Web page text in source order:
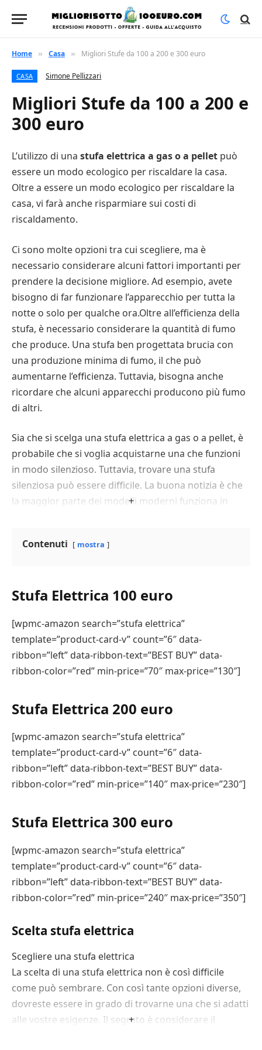
Home » Casa » Migliori Stufe da 100 a 200 e 300 euro
CASA Simone Pellizzari
Migliori Stufe da 100 a 200 e
300 euro
L’utilizzo di una stufa elettrica a gas o a pellet può
essere un modo ecologico per riscaldare la casa.
Oltre a essere un modo ecologico per riscaldare la
casa, vi farà anche risparmiare sui costi di
riscaldamento.
Ci sono molte opzioni tra cui scegliere, ma è
necessario considerare alcuni fattori importanti per
prendere la decisione migliore. Ad esempio, avete
bisogno di far funzionare l’apparecchio per tutta la
notte o solo per qualche ora.Oltre all’efficienza della
stufa, è necessario considerare la quantità di fumo
che produce. Una stufa ben progettata brucia con
una produzione minima di fumo, il che può
aumentarne l’efficienza. Tuttavia, bisogna anche
ricordare che alcuni apparecchi producono più fumo
di altri.
Sia che si scelga una stufa elettrica a gas o a pellet, è
probabile che si voglia acquistarne una che funzioni
in modo silenzioso. Tuttavia, trovare una stufa
silenziosa può essere difficile. La buona notizia è che
la maggior parte dei modelli moderni funziona in
buon apparecchio “molto silenzioso” non supera i 32
modello a modello.
Un altro modo per rendere la stufa più silenziosa è
mantenerla pulita. L’ideale sarebbe pulire l’interno
possibile utilizzare del nastro per guarnizioni per
una soluzione a lungo termine, può contribuire a
rendere la stufa a pellet più silenziosa.
Per ridurre il rumore della stufa si possono utilizzare
garage. Si può anche collocare vicino a una presa di
corrente.
Se si utilizza una stufa a pellet con una seconda
della ventola. Ciò significa evitare velocità elevate.
base resistente al calore.
Infine, il rumore del combustibile di una stufa può
essere rilassante, ma può anche distrarre. Una buona
opzione è quella di installare un tappetino o un
pannello insonorizzante sotto l’apparecchio. Questi
+
Contenuti mostra
Stufa Elettrica 100 euro
[wpmc-amazon search=”stufa elettrica”
template=”product-card-v” count=”6″ data-
ribbon=”left” data-ribbon-text=”BEST BUY” data-
ribbon-color=”red” min-price=”70″ max-price=”130″]
Stufa Elettrica 200 euro
[wpmc-amazon search=”stufa elettrica”
template=”product-card-v” count=”6″ data-
ribbon=”left” data-ribbon-text=”BEST BUY” data-
ribbon-color=”red” min-price=”140″ max-price=”230″]
Stufa Elettrica 300 euro
[wpmc-amazon search=”stufa elettrica”
template=”product-card-v” count=”6″ data-
ribbon=”left” data-ribbon-text=”BEST BUY” data-
ribbon-color=”red” min-price=”240″ max-price=”350″]
Scelta stufa elettrica
Scegliere una stufa elettrica
La scelta di una stufa elettrica non è così difficile
come può sembrare. Con così tante opzioni diverse,
dovreste essere in grado di trovarne una che si adatti
alle vostre esigenze. Il segreto è considerare il
+